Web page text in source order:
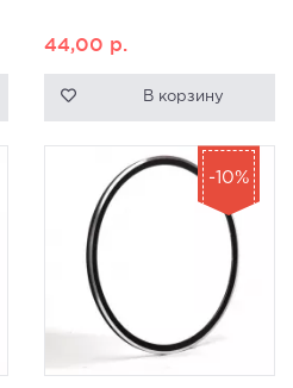
44,00 р.
В корзину
-10%